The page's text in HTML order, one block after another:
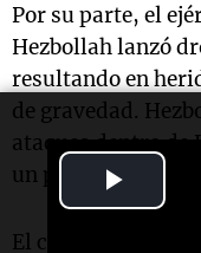
Por su parte, el
Hezbollah lanzó
resultando en
de gravedad.
ataques dentro
un puesto militar
El conflicto más